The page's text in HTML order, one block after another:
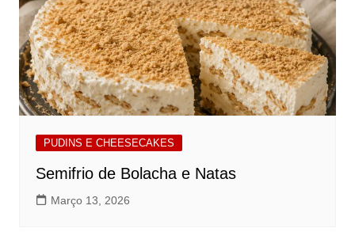
PUDINS E CHEESECAKES
Semifrio de Bolacha e Natas
Março 13, 2026